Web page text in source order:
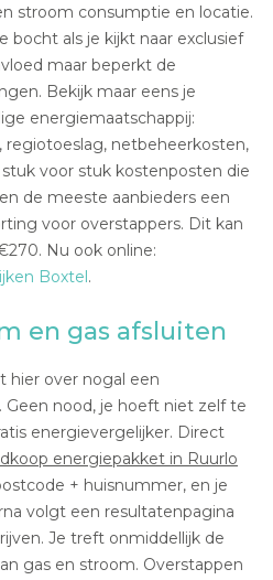
stroom consumptie en locatie.
bocht als je kijkt naar exclusief
maar beperkt de
Bekijk maar eens je
energiemaatschappij:
regiotoeslag, netbeheerkosten,
voor stuk kostenposten die
de meeste aanbieders een
voor overstappers. Dit kan
Nu ook online:
Boxtel.
en gas afsluiten
hier over nogal een
nood, je hoeft niet zelf te
energievergelijker. Direct
energiepakket in Ruurlo
+ huisnummer, en je
volgt een resultatenpagina
Je treft onmiddellijk de
gas en stroom. Overstappen